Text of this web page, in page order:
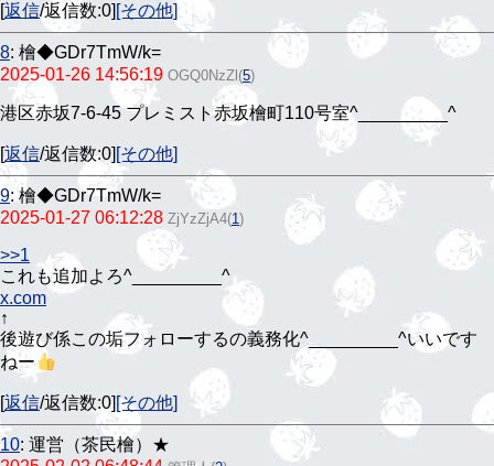
[返信/返信数:0] [その他]
8: 檜◆GDr7TmW/k=
2025-01-26 14:56:19 OGQ0NzZl (5)
港区赤坂7-6-45 プレミスト赤坂檜町110号室^⁠_⁠_⁠_⁠_⁠_⁠_⁠_⁠_⁠_⁠^
[返信/返信数:0] [その他]
9:檜◆GDr7TmW/k=
2025-01-27 06:12:28 ZjYzZjA4(1)
>>1
これも追加よろ^⁠_⁠_⁠_⁠_⁠_⁠_⁠_⁠_⁠_⁠^
x.com
↑
後遊び係この垢フォローするの義務化^⁠_⁠_⁠_⁠_⁠_⁠_⁠_⁠_⁠_⁠^いいです
ねー
[返信/返信数:0][その他]
10: 運営（茶民檜）★